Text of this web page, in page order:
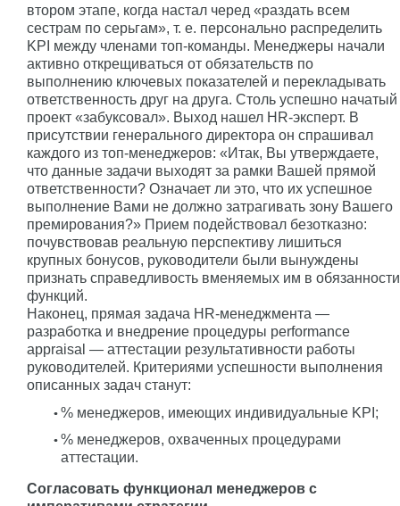
втором этапе, когда настал черед «раздать всем
сестрам по серьгам», т. е. персонально распределить
KPI между членами топ-команды. Менеджеры начали
активно открещиваться от обязательств по
выполнению ключевых показателей и перекладывать
ответственность друг на друга. Столь успешно начатый
проект «забуксовал». Выход нашел HR-эксперт. В
присутствии генерального директора он спрашивал
каждого из топ-менеджеров: «Итак, Вы утверждаете,
что данные задачи выходят за рамки Вашей прямой
ответственности? Означает ли это, что их успешное
выполнение Вами не должно затрагивать зону Вашего
премирования?» Прием подействовал безотказно:
почувствовав реальную перспективу лишиться
крупных бонусов, руководители были вынуждены
признать справедливость вменяемых им в обязанности
функций.
Наконец, прямая задача HR-менеджмента —
разработка и внедрение процедуры performance
appraisal — аттестации результативности работы
руководителей. Критериями успешности выполнения
описанных задач станут:
% менеджеров, имеющих индивидуальные KPI;
% менеджеров, охваченных процедурами
аттестации.
Согласовать функционал менеджеров с